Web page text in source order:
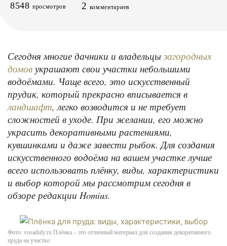
8548 просмотров 2 комментариев
Сегодня многие дачники и владельцы загородных
домов украшают свои участки небольшими
водоёмами. Чаще всего, это искусственный
прудик, который прекрасно вписывается в
ландшафт, легко возводится и не требует
сложностей в уходе. При желании, его можно
украсить декоративными растениями,
кувшинками и даже завести рыбок. Для создания
искусственного водоёма на вашем участке лучше
всего использовать плёнку, виды, характеристики
и выбор которой мы рассмотрим сегодня в
обзоре редакции Homius.
Фото: vosaduly.ru Плёнка – это отличный материал для создания декоративного
пруда на участке